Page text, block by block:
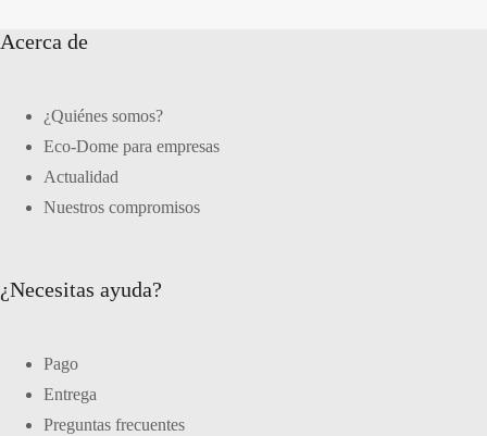
Acerca de
¿Quiénes somos?
Eco-Dome para empresas
Actualidad
Nuestros compromisos
¿Necesitas ayuda?
Pago
Entrega
Preguntas frecuentes